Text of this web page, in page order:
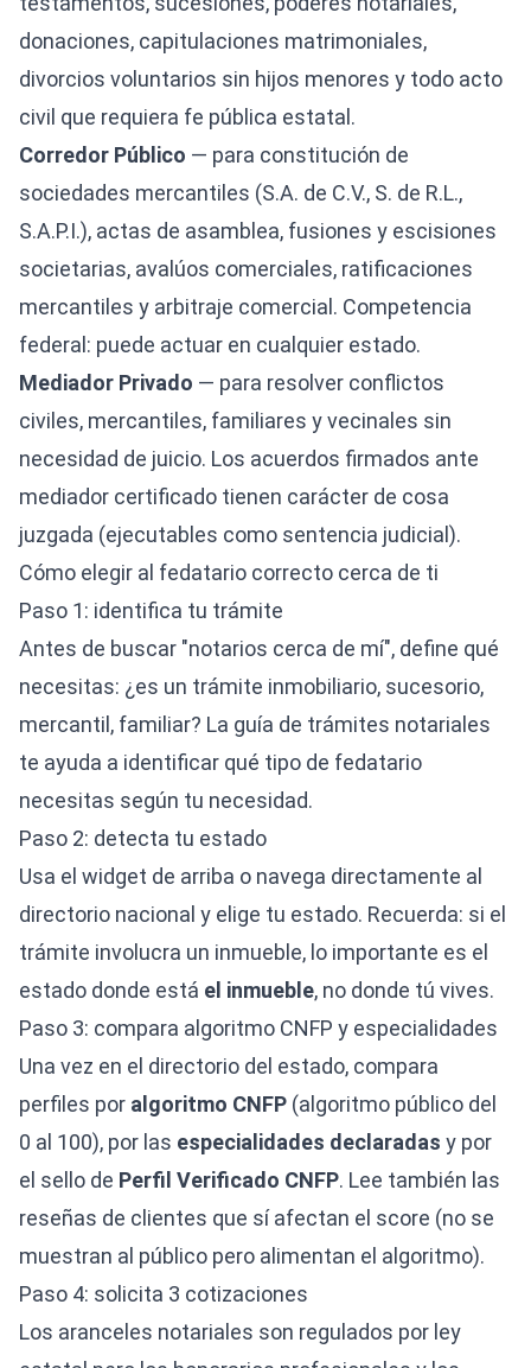
donaciones, capitulaciones matrimoniales,
divorcios voluntarios sin hijos menores y todo acto
civil que requiera fe pública estatal.
Corredor Público — para constitución de
sociedades mercantiles (S.A. de C.V., S. de R.L.,
S.A.P.I.), actas de asamblea, fusiones y escisiones
societarias, avalúos comerciales, ratificaciones
mercantiles y arbitraje comercial. Competencia
federal: puede actuar en cualquier estado.
Mediador Privado — para resolver conflictos
civiles, mercantiles, familiares y vecinales sin
necesidad de juicio. Los acuerdos firmados ante
mediador certificado tienen carácter de cosa
juzgada (ejecutables como sentencia judicial).
Cómo elegir al fedatario correcto cerca de ti
Paso 1: identifica tu trámite
Antes de buscar "notarios cerca de mí", define qué
necesitas: ¿es un trámite inmobiliario, sucesorio,
mercantil, familiar? La guía de trámites notariales
te ayuda a identificar qué tipo de fedatario
necesitas según tu necesidad.
Paso 2: detecta tu estado
Usa el widget de arriba o navega directamente al
directorio nacional y elige tu estado. Recuerda: si el
trámite involucra un inmueble, lo importante es el
estado donde está el inmueble, no donde tú vives.
Paso 3: compara algoritmo CNFP y especialidades
Una vez en el directorio del estado, compara
perfiles por algoritmo CNFP (algoritmo público del
0 al 100), por las especialidades declaradas y por
el sello de Perfil Verificado CNFP. Lee también las
reseñas de clientes que sí afectan el score (no se
muestran al público pero alimentan el algoritmo).
Paso 4: solicita 3 cotizaciones
Los aranceles notariales son regulados por ley